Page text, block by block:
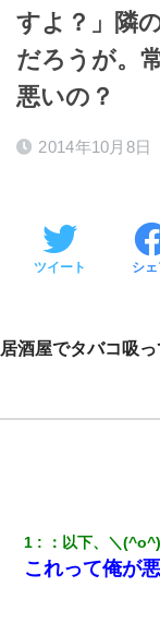
すよ？」隣
だろうが。
悪いの？
2014年10月8日
ツイート シ
居酒屋でタバコ吸
1 ： 以下、＼
これって俺が